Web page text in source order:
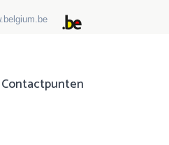
Contactpunten